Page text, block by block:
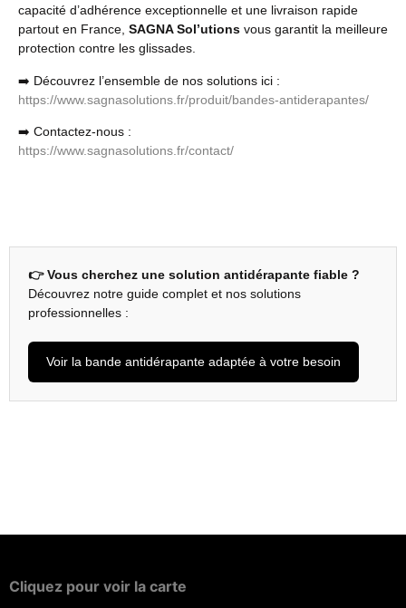
capacité d’adhérence exceptionnelle et une livraison rapide
partout en France, SAGNA Sol’utions vous garantit la meilleure
protection contre les glissades.
➡️ Découvrez l’ensemble de nos solutions ici :
https://www.sagnasolutions.fr/produit/bandes-antiderapantes/
➡️ Contactez-nous :
https://www.sagnasolutions.fr/contact/
👉 Vous cherchez une solution antidérapante fiable ?
Découvrez notre guide complet et nos solutions
professionnelles :
Voir la bande antidérapante adaptée à votre besoin
Cliquez pour voir la carte